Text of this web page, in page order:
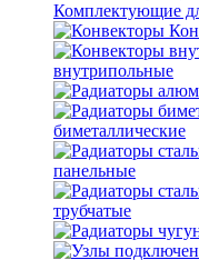
Комплектующие
внутрипольные
биметаллические
панельные
трубчатые